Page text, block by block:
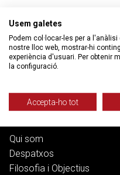
Col·lectiu Ronda
Qui som
Despatxos
Filosofia i Objectius
Usem galetes
Podem col·locar-les per a
nostre lloc web, mostrar-hi
experiència d'usuari. Per obtenir
la configuració.
Accepta-ho tot